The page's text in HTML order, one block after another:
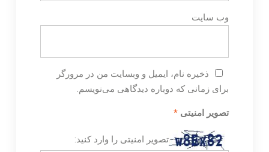
وب‌ سایت
ذخیره نام، ایمیل و وبسایت من در مرورگر
برای زمانی که دوباره دیدگاهی می‌نویسم.
تصویر امنیتی *
تصویر امنیتی را وارد کنید: